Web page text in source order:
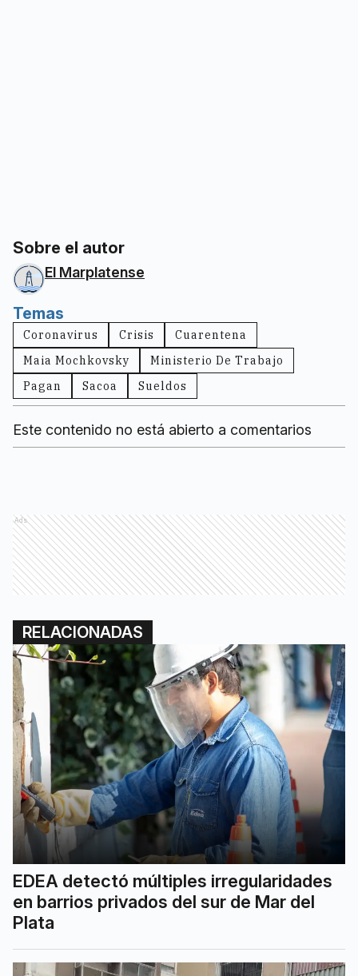
Sobre el autor
El Marplatense
Temas
Coronavirus Crisis
Cuarentena
Maia Mochkovsky
Ministerio De Trabajo
Pagan
Sacoa Sueldos
Este contenido no está abierto a comentarios
Ads
RELACIONADAS
EDEA detectó múltiples irregularidades
en barrios privados del sur de Mar del
Plata